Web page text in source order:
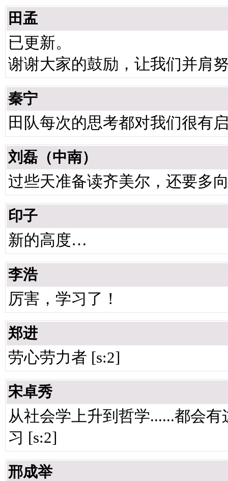
田孟
已更新。
谢谢大家的鼓励，让我们并肩
秦宁
田队每次的思考都对我们很有
刘磊（中南）
过些天准备读齐美尔，还要多
印子
新的高度…
李浩
厉害，学习了！
郑进
劳心劳力者 [s:2]
宋卓秀
从社会学上升到哲学......都会
习 [s:2]
邢成举